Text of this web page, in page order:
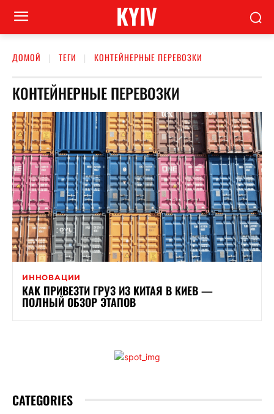
KYIV
ДОМОЙ ТЕГИ КОНТЕЙНЕРНЫЕ ПЕРЕВОЗКИ
КОНТЕЙНЕРНЫЕ ПЕРЕВОЗКИ
ИННОВАЦИИ
КАК ПРИВЕЗТИ ГРУЗ ИЗ КИТАЯ В КИЕВ —
ПОЛНЫЙ ОБЗОР ЭТАПОВ
CATEGORIES